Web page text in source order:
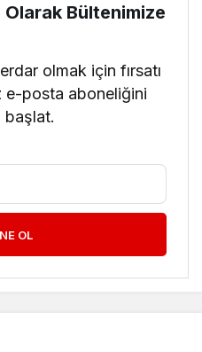
Bültenimize
olmak için fırsatı
e-posta aboneliğini
başlat.
OL